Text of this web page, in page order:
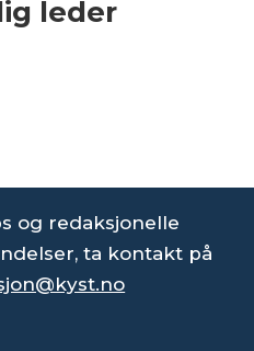
leder
og redaksjonelle
ta kontakt på